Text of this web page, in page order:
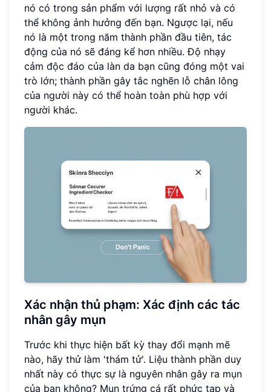
nó có trong sản phẩm với lượng rất nhỏ và có
thể không ảnh hưởng đến bạn. Ngược lại, nếu
nó là một trong năm thành phần đầu tiên, tác
động của nó sẽ đáng kể hơn nhiều. Độ nhạy
cảm độc đáo của làn da bạn cũng đóng một vai
trò lớn; thành phần gây tắc nghẽn lỗ chân lông
của người này có thể hoàn toàn phù hợp với
người khác.
Xác nhận thủ phạm: Xác định các tác
nhân gây mụn
Trước khi thực hiện bất kỳ thay đổi mạnh mẽ
nào, hãy thử làm 'thám tử'. Liệu thành phần duy
nhất này có thực sự là nguyên nhân gây ra mụn
của bạn không? Mụn trứng cá rất phức tạp và